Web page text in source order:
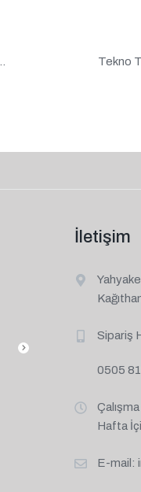
Tekno
İletişim
Sipariş
0505
Hafta
E-mail: